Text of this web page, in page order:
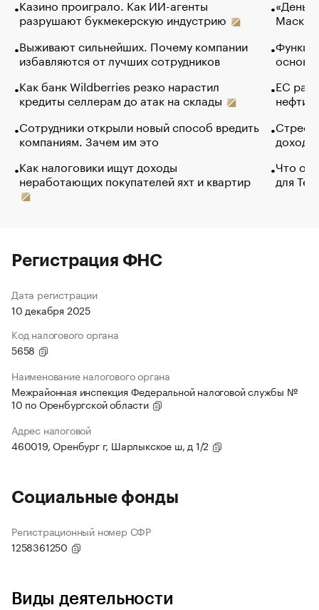
Казино проиграло. Как ИИ-агенты
разрушают букмекерскую индустрию
Выживают сильнейших. Почему компании
избавляются от лучших сотрудников
Как банк Wildberries резко нарастил
кредиты селлерам до атак на склады
Сотрудники открыли новый способ вредить
компаниям. Зачем им это
Как налоговики ищут доходы
неработающих покупателей яхт и квартир
Маск в
основ
ЕС
нефти
Что
для
Регистрация ФНС
Дата регистрации
10 декабря 2025
Код налогового органа
5658
Наименование налогового органа
Межрайонная инспекция Федеральной налоговой службы №
10 по Оренбургской области
Адрес налоговой
460019, Оренбург г, Шарлыкское ш, д 1/2
Социальные фонды
Регистрационный номер СФР
1258361250
Виды деятельности